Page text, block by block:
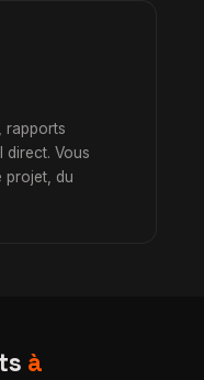
rapports
direct. Vous
projet, du
à